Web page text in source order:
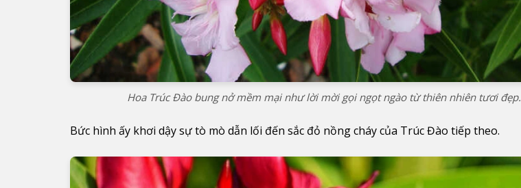
Hoa Trúc Đào bung nở mềm mại như lời mời gọi ngọt ngào từ thiên nhiên tươi đẹp.
Bức hình ấy khơi dậy sự tò mò dẫn lối đến sắc đỏ nồng cháy của Trúc Đào tiếp theo.